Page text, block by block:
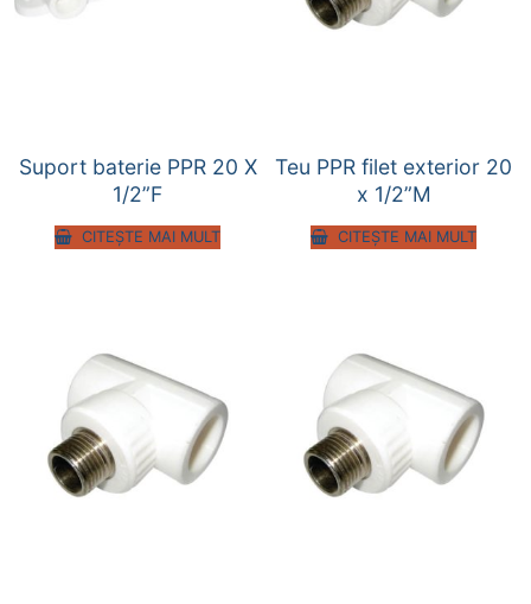
Suport baterie PPR 20 X
1/2”F
CITEȘTE MAI MULT
Teu PPR filet exterior 20
x 1/2”M
CITEȘTE MAI MULT